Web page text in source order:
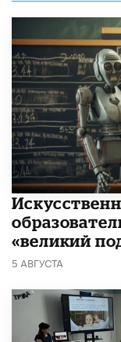
«великий
5 АВГУСТА